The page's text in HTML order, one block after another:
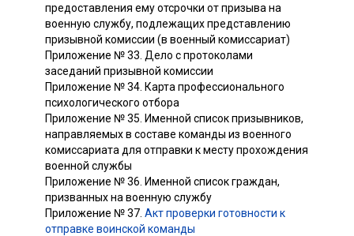
предоставления ему отсрочки от призыва на
военную службу, подлежащих представлению
призывной комиссии (в военный комиссариат)
Приложение № 33. Дело с протоколами
заседаний призывной комиссии
Приложение № 34. Карта профессионального
психологического отбора
Приложение № 35. Именной список призывников,
направляемых в составе команды из военного
комиссариата для отправки к месту прохождения
военной службы
Приложение № 36. Именной список граждан,
призванных на военную службу
Приложение № 37. Акт проверки готовности к
отправке воинской команды